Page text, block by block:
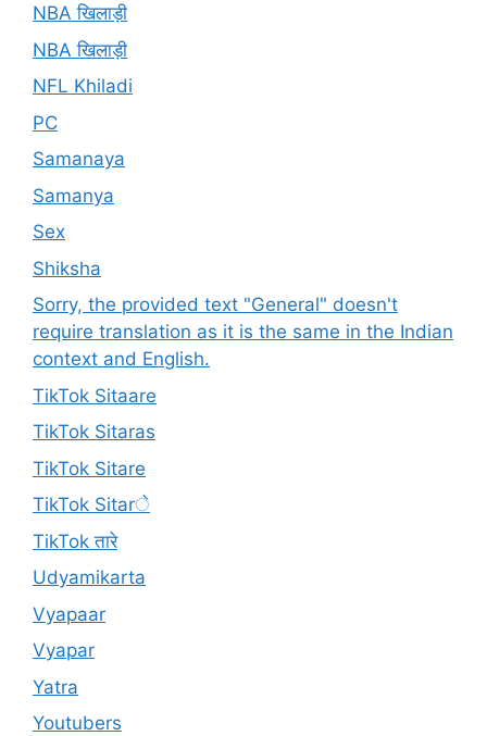
NBA खिलाड़ी
NBA खिलाड़ी
NFL Khiladi
PC
Samanaya
Samanya
Sex
Shiksha
Sorry, the provided text "General" doesn't
require translation as it is the same in the Indian
context and English.
TikTok Sitaare
TikTok Sitaras
TikTok Sitare
TikTok Sitarे
TikTok तारे
Udyamikarta
Vyapaar
Vyapar
Yatra
Youtubers